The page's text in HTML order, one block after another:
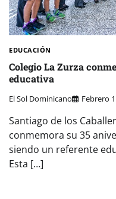
EDUCACIÓN
Colegio La Zurza
educativa
El Sol Dominicano Febrero
Santiago de los
conmemora su 35
siendo un referente
Esta […]